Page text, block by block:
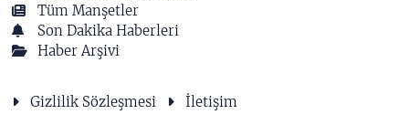
Tüm Manşetler
Son Dakika Haberleri
Haber Arşivi
Gizlilik Sözleşmesi İletişim